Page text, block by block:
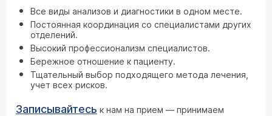
Все виды анализов и диагностики в одном месте.
Постоянная координация со специалистами других
отделений.
Высокий профессионализм специалистов.
Бережное отношение к пациенту.
Тщательный выбор подходящего метода лечения,
учет всех рисков.
Записывайтесь к нам на прием — принимаем